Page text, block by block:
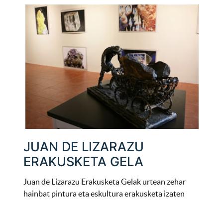
JUAN DE LIZARAZU
ERAKUSKETA GELA
Juan de Lizarazu Erakusketa Gelak urtean zehar
hainbat pintura eta eskultura erakusketa izaten